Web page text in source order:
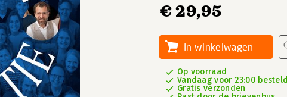
€ 29,95
In winkelwagen
Op voorraad
Vandaag voor 23:00
Gratis verzonden